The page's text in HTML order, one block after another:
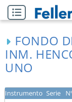
FONDO
INM.
UNO
Instrumento Serie